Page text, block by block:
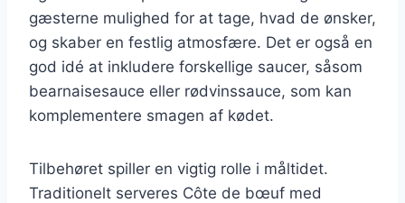
gæsterne mulighed for at tage, hvad de ønsker,
og skaber en festlig atmosfære. Det er også en
god idé at inkludere forskellige saucer, såsom
bearnaisesauce eller rødvinssauce, som kan
komplementere smagen af kødet.
Tilbehøret spiller en vigtig rolle i måltidet.
Traditionelt serveres Côte de bœuf med